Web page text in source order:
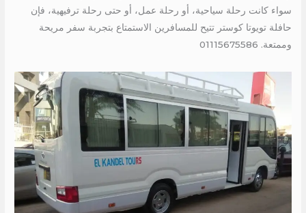
سواء كانت رحلة سياحية، أو رحلة عمل، أو حتى رحلة ترفيهية، فإن
حافلة تويوتا كوستر تتيح للمسافرين الاستمتاع بتجربة سفر مريحة
وممتعة. 01115675586